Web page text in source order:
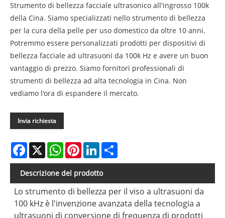
Strumento di bellezza facciale ultrasonico all'ingrosso 100k
della Cina. Siamo specializzati nello strumento di bellezza
per la cura della pelle per uso domestico da oltre 10 anni.
Potremmo essere personalizzati prodotti per dispositivi di
bellezza facciale ad ultrasuoni da 100k Hz e avere un buon
vantaggio di prezzo. Siamo fornitori professionali di
strumenti di bellezza ad alta tecnologia in Cina. Non
vediamo l'ora di espandere il mercato.
Invia richiesta
Facebook
X WhatsAppPinterestLinkedIn
Descrizione del prodotto
Lo strumento di bellezza per il viso a ultrasuoni da
100 kHz è l'invenzione avanzata della tecnologia a
ultrasuoni di conversione di frequenza di prodotti